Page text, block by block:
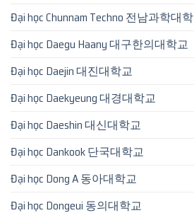
Đại học Chunnam Techno 전남과학대학
Đại học Daegu Haany 대구한의대학교
Đại học Daejin 대진대학교
Đại học Daekyeung 대경대학교
Đại học Daeshin 대신대학교
Đại học Dankook 단국대학교
Đại học Dong A 동아대학교
Đại học Dongeui 동의대학교